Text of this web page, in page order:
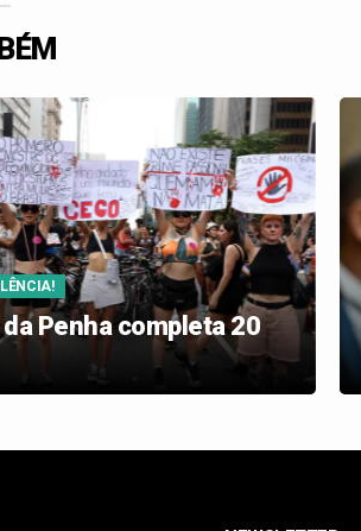
Penha completa 20